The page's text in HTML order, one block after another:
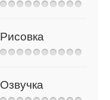
Рисовка
Озвучка